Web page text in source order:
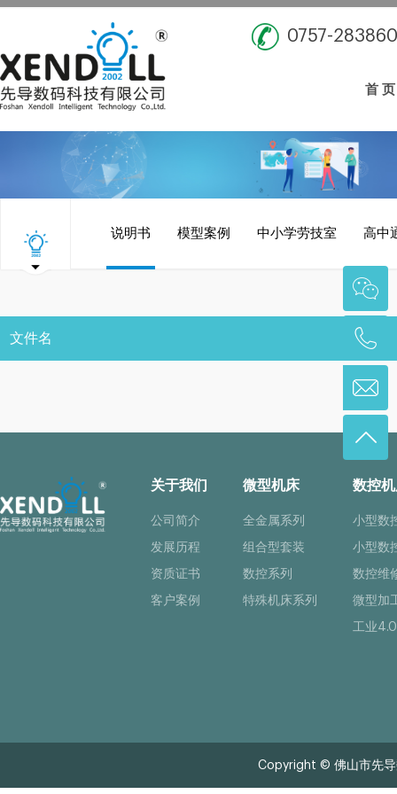
0757-
首 页
说明书 模型案例 中小学劳技室 高中
文件名
关于我们
公司简介
发展历程
资质证书
客户案例
微型机床
全金属系列
组合型套装
数控系列
特殊机床系列
数控
小型数
小型数
数控维
微型加
工业4.0
Copyright © 佛山市先